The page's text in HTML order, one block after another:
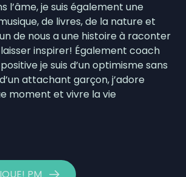
l’âme, je suis également une
de livres, de la nature et
de nous a une histoire à raconter
laisser inspirer! Également coach
je suis d’un optimisme sans
attachant garçon, j’adore
moment et vivre la vie